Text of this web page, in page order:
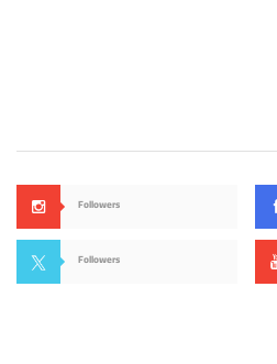
Followers
Followers